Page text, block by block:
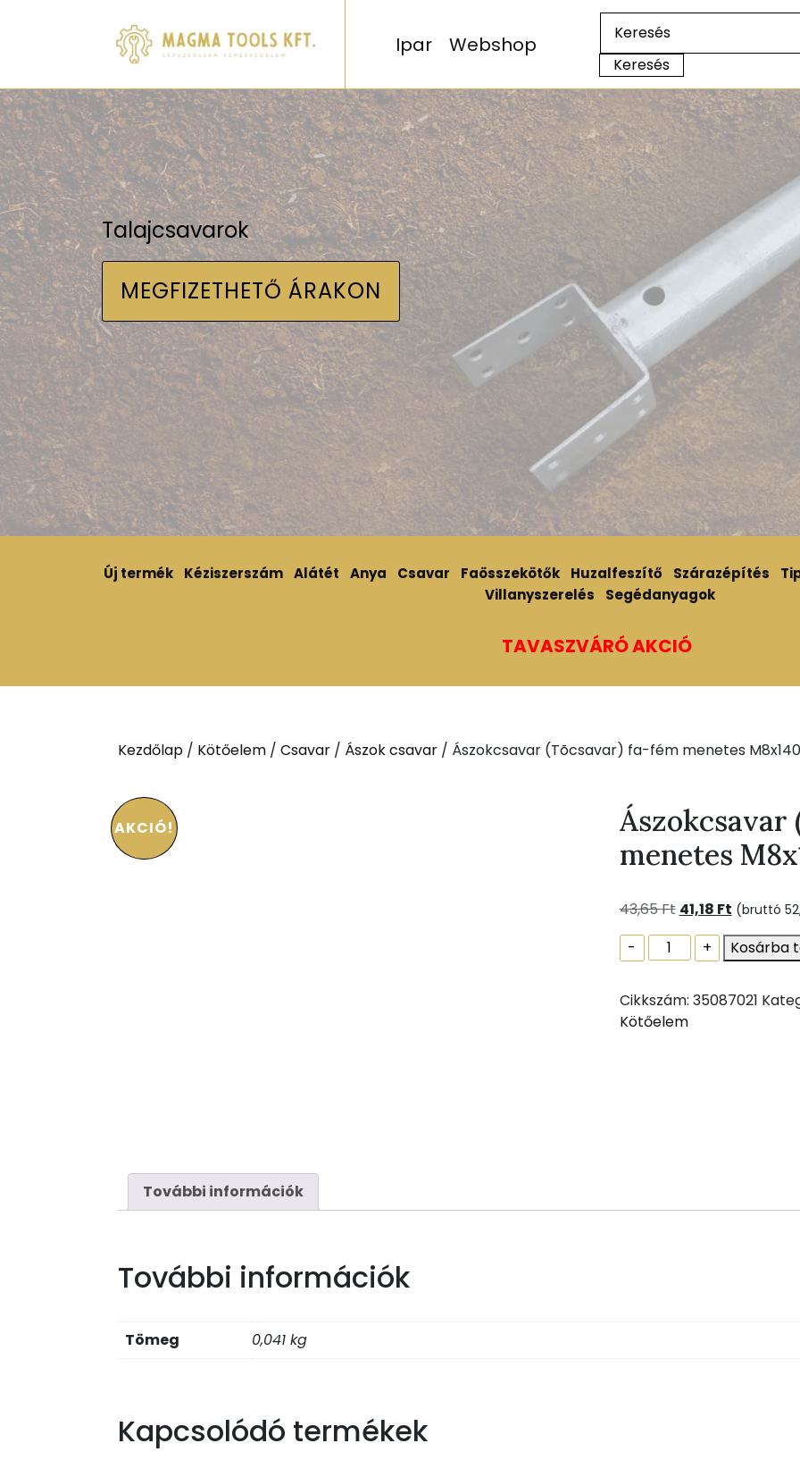
Ipar Webshop
Talajcsavarok
MEGFIZETHETŐ ÁRAKON
Új termék Kéziszerszám Alátét Anya Csavar Faösszekötők Huzalfeszítő Szárazépítés
Villanyszerelés
Segédanyagok
TAVASZVÁRÓ AKCIÓ
Kezdőlap / Kötőelem / Csavar / Ászok csavar / Ászokcsavar (Tõcsavar) fa-fém menetes M8x140
AKCIÓ!
Ászokcsavar
menetes
43,65Ft Original
price
was:
41,18 FtCurrent
price
is:
(bruttó
-
Ászokcsavar
(Tõcsavar)
fém
menetes
+ Kosárba
Cikkszám: 35087021
Kötőelem
További információk
További információk
Tömeg 0,041 kg
Kapcsolódó termékek